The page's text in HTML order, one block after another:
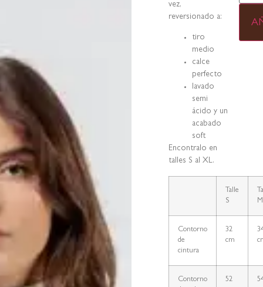
vez,
reversionado a:
tiro
medio
calce
perfecto
lavado
semi
ácido y un
acabado
soft
Encontralo en
talles S al XL.
Talle
S
M
Contorno
de
cintura
32
cm
Contorno
52